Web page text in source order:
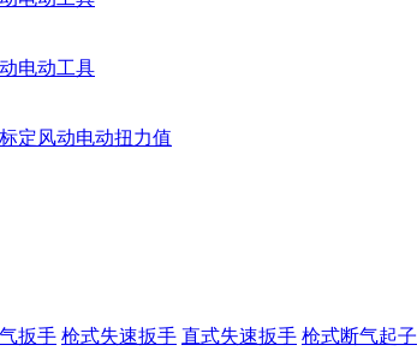
电动工具
标定风动电动扭力值
扳手 枪式失速扳手 直式失速扳手 枪式断气起子